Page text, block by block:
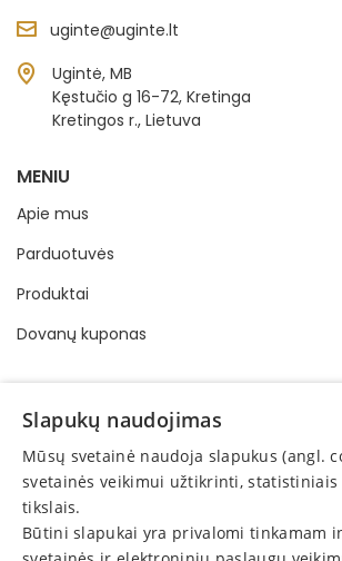
uginte@uginte.lt
Ugintė, MB
Kęstučio g 16-72, Kretinga
Kretingos r., Lietuva
MENIU
Apie mus
Parduotuvės
Produktai
Dovanų kuponas
INFORMACIJA
Pirkimo - pardavimo taisyklės
Privatumo politika
Elektroninis vartotojų ginčų sprendimas
Vartotojų teisių apsauga
Slapukų naudojimas
Mūsų svetainė naudoja slapukus (angl.
svetainės veikimui užtikrinti, statistiniais
tikslais.
Būtini slapukai yra privalomi tinkamam